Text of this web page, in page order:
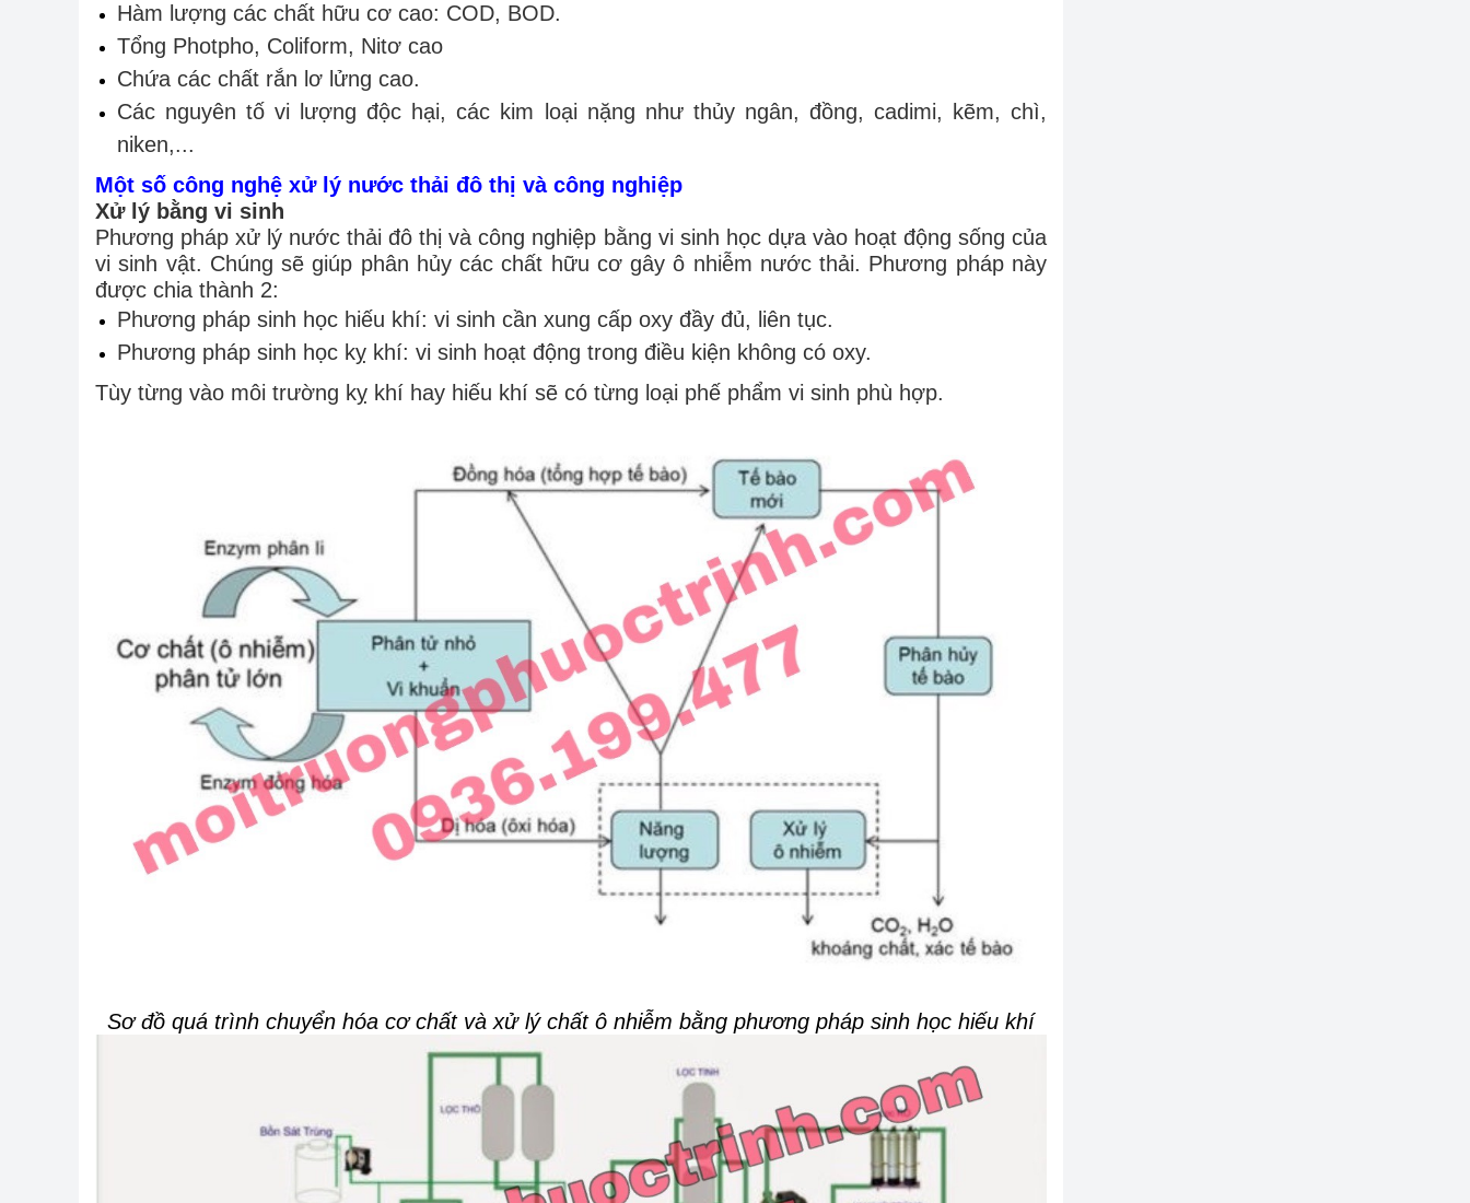
Hàm lượng các chất hữu cơ cao: COD, BOD.
Tổng Photpho, Coliform, Nitơ cao
Chứa các chất rắn lơ lửng cao.
Các nguyên tố vi lượng độc hại, các kim loại nặng như thủy ngân, đồng, cadimi, kẽm, chì,
niken,...
Một số công nghệ xử lý nước thải đô thị và công nghiệp
Xử lý bằng vi sinh
Phương pháp xử lý nước thải đô thị và công nghiệp bằng vi sinh học dựa vào hoạt động sống của
vi sinh vật. Chúng sẽ giúp phân hủy các chất hữu cơ gây ô nhiễm nước thải. Phương pháp này
được chia thành 2:
Phương pháp sinh học hiếu khí: vi sinh cần xung cấp oxy đầy đủ, liên tục.
Phương pháp sinh học kỵ khí: vi sinh hoạt động trong điều kiện không có oxy.
Tùy từng vào môi trường kỵ khí hay hiếu khí sẽ có từng loại phế phẩm vi sinh phù hợp.
Sơ đồ quá trình chuyển hóa cơ chất và xử lý chất ô nhiễm bằng phương pháp sinh học hiếu khí